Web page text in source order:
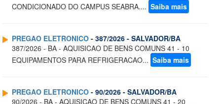
CONDICIONADO DO CAMPUS SEABRA.... Saiba mais
PREGAO ELETRONICO - 387/2026 - SALVADOR/BA
387/2026 - BA - AQUISICAO DE BENS COMUNS 41 - 10
EQUIPAMENTOS PARA REFRIGERACAO... Saiba mais
PREGAO ELETRONICO - 90/2026 - SALVADOR/BA
90/2026 - BA - AQUISICAO DE BENS COMUNS 41 - 20